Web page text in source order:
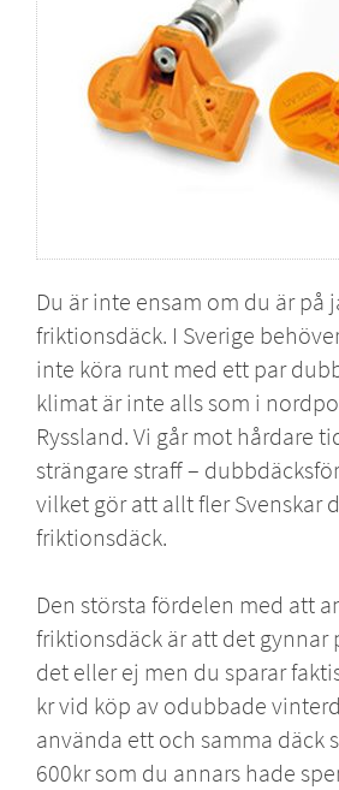
Du är inte ensam om du är på
friktionsdäck. I Sverige
inte köra runt med ett par
klimat är inte alls som i
Ryssland. Vi går mot hårdare
strängare straff –
vilket gör att allt fler Svenskar
friktionsdäck.
Den största fördelen med att
friktionsdäck är att det gynnar
det eller ej men du sparar
kr vid köp av odubbade
använda ett och samma däck
600kr som du annars hade